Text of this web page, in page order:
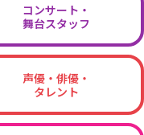
コンサート・
舞台スタッフ
声優・俳優・
タレント